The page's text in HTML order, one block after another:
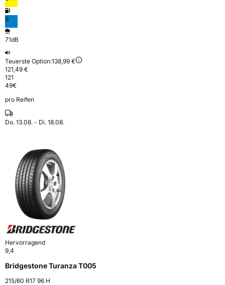
B
71dB
Teuerste Option:138,99 €
121,49 €
121
49€
pro Reifen
Do. 13.08. - Di. 18.08.
Hervorragend
9,4
Bridgestone Turanza T005
215/60 R17 96 H